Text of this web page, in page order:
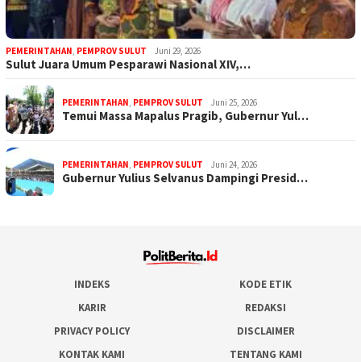
PEMERINTAHAN, PEMPROV SULUT Juni 29, 2026
Sulut Juara Umum Pesparawi Nasional XIV,…
PEMERINTAHAN, PEMPROV SULUT Juni 25, 2026
Temui Massa Mapalus Pragib, Gubernur Yul…
PEMERINTAHAN, PEMPROV SULUT Juni 24, 2026
Gubernur Yulius Selvanus Dampingi Presid…
INDEKS
KODE ETIK
KARIR
REDAKSI
PRIVACY POLICY
DISCLAIMER
KONTAK KAMI
TENTANG KAMI